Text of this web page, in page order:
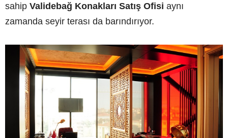
sahip Validebağ Konakları Satış Ofisi aynı
zamanda seyir terası da barındırıyor.